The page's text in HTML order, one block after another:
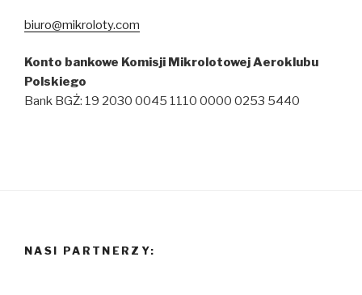
biuro@mikroloty.com
Konto bankowe Komisji Mikrolotowej Aeroklubu
Polskiego
Bank BGŻ: 19 2030 0045 1110 0000 0253 5440
NASI PARTNERZY: